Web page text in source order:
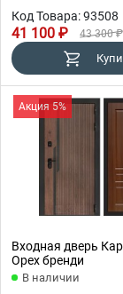
Код Товара: 93508
41 100 ₽ 43 300 ₽
Акция 5%
Входная дверь
Орех бренди
В наличии